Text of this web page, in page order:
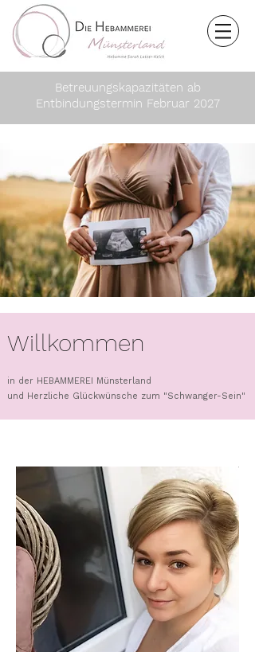
Betreuungskapazitäten ab
Entbindungstermin Februar 2027
Willkommen
in der HEBAMMEREI Münsterland
und Herzliche Glückwünsche zum "Schwanger-Sein"